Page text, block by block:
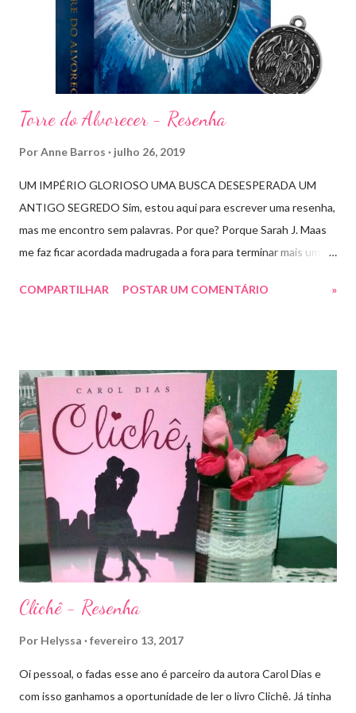
Torre do Alvorecer - Resenha
PorAnne Barros julho 26, 2019
UM IMPÉRIO GLORIOSO UMA BUSCA DESESPERADA UM
ANTIGO SEGREDO Sim, estou aqui para escrever uma resenha,
mas me encontro sem palavras. Por que? Porque Sarah J. Maas
me faz ficar acordada madrugada a fora para terminar mais um
romance da Saga Trono de Vidro que ocorre simultaneamente
todos meio atordoados com tudo que Dorian e Aelin fizeram e,
principalmente, descobriram sobre o Pai do Príncipe, agora Rei
de Ardalan. Todos têm uma missão nessa guerra mesmo que
ainda um pouco indefinida. Aelin deixa Ardalan nas mãos de seu
Rei e segue com sua corte para casa, para finalmente rever seu
lar, Terrasen. Com um novo rei no trono, Chaol Westfall passa a
ser Mão do Rei de Ardalan, e Nesryn Faliq a nova Capitã da
Guarda. Entret...
COMPARTILHAR POSTAR UM COMENTÁRIO »
Clichê - Resenha
Por Helyssa fevereiro 13, 2017
Oi pessoal, o fadas esse ano é parceiro da autora Carol Dias e
com isso ganhamos a oportunidade de ler o livro Clichê. Já tinha